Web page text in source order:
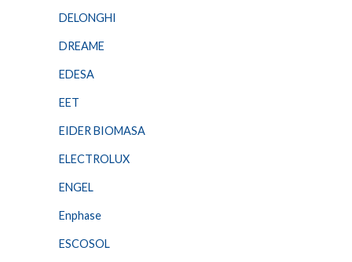
DELONGHI
DREAME
EDESA
EET
EIDER BIOMASA
ELECTROLUX
ENGEL
Enphase
ESCOSOL